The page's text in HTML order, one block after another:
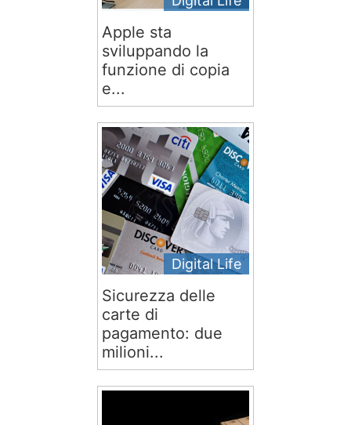
Apple sta
sviluppando la
funzione di copia
e...
Digital Life
Sicurezza delle
carte di
pagamento: due
milioni...